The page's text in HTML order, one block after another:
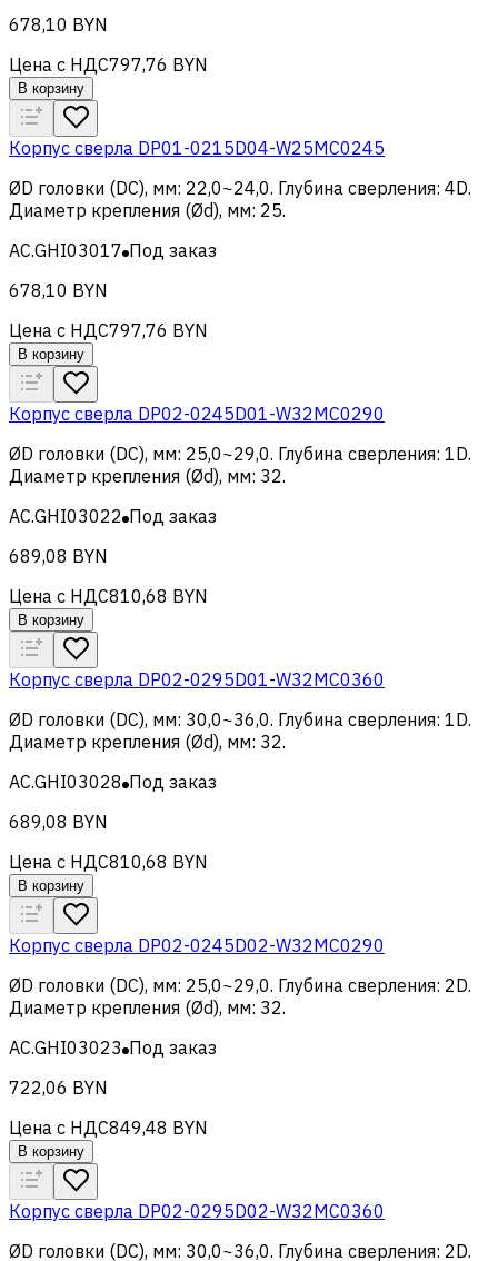
678,10 BYN
Цена с НДС797,76 BYN
В корзину
Корпус сверла DP01-0215D04-W25MC0245
ØD головки (DC), мм: 22,0~24,0. Глубина сверления: 4D.
Диаметр крепления (Ød), мм: 25.
AC.GHI03017 Под заказ
678,10 BYN
Цена с НДС797,76 BYN
В корзину
Корпус сверла DP02-0245D01-W32MC0290
ØD головки (DC), мм: 25,0~29,0. Глубина сверления: 1D.
Диаметр крепления (Ød), мм: 32.
AC.GHI03022 Под заказ
689,08 BYN
Цена с НДС810,68 BYN
В корзину
Корпус сверла DP02-0295D01-W32MC0360
ØD головки (DC), мм: 30,0~36,0. Глубина сверления: 1D.
Диаметр крепления (Ød), мм: 32.
AC.GHI03028 Под заказ
689,08 BYN
Цена с НДС810,68 BYN
В корзину
Корпус сверла DP02-0245D02-W32MC0290
ØD головки (DC), мм: 25,0~29,0. Глубина сверления: 2D.
Диаметр крепления (Ød), мм: 32.
AC.GHI03023 Под заказ
722,06 BYN
Цена с НДС849,48 BYN
В корзину
Корпус сверла DP02-0295D02-W32MC0360
ØD головки (DC), мм: 30,0~36,0. Глубина сверления: 2D.